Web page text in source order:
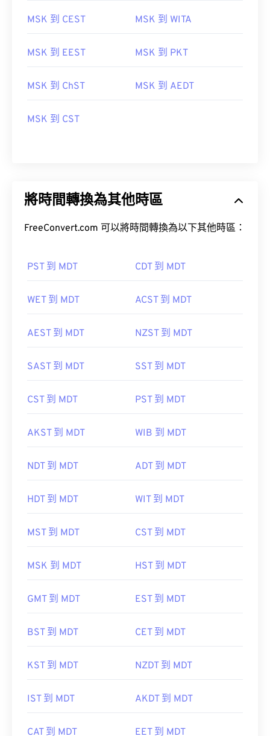
MSK 到 CEST MSK 到 WITA
MSK 到 EEST MSK 到 PKT
MSK 到 ChST MSK 到 AEDT
MSK 到 CST
將時間轉換為其他時區
FreeConvert.com 可以將時間轉換為以下其他時區：
PST 到 MDT CDT 到 MDT
WET 到 MDT ACST 到 MDT
AEST 到 MDT NZST 到 MDT
SAST 到 MDT SST 到 MDT
CST 到 MDT PST 到 MDT
AKST 到 MDT WIB 到 MDT
NDT 到 MDT ADT 到 MDT
HDT 到 MDT WIT 到 MDT
MST 到 MDT CST 到 MDT
MSK 到 MDT HST 到 MDT
GMT 到 MDT EST 到 MDT
BST 到 MDT CET 到 MDT
KST 到 MDT NZDT 到 MDT
IST 到 MDT AKDT 到 MDT
CAT 到 MDT EET 到 MDT